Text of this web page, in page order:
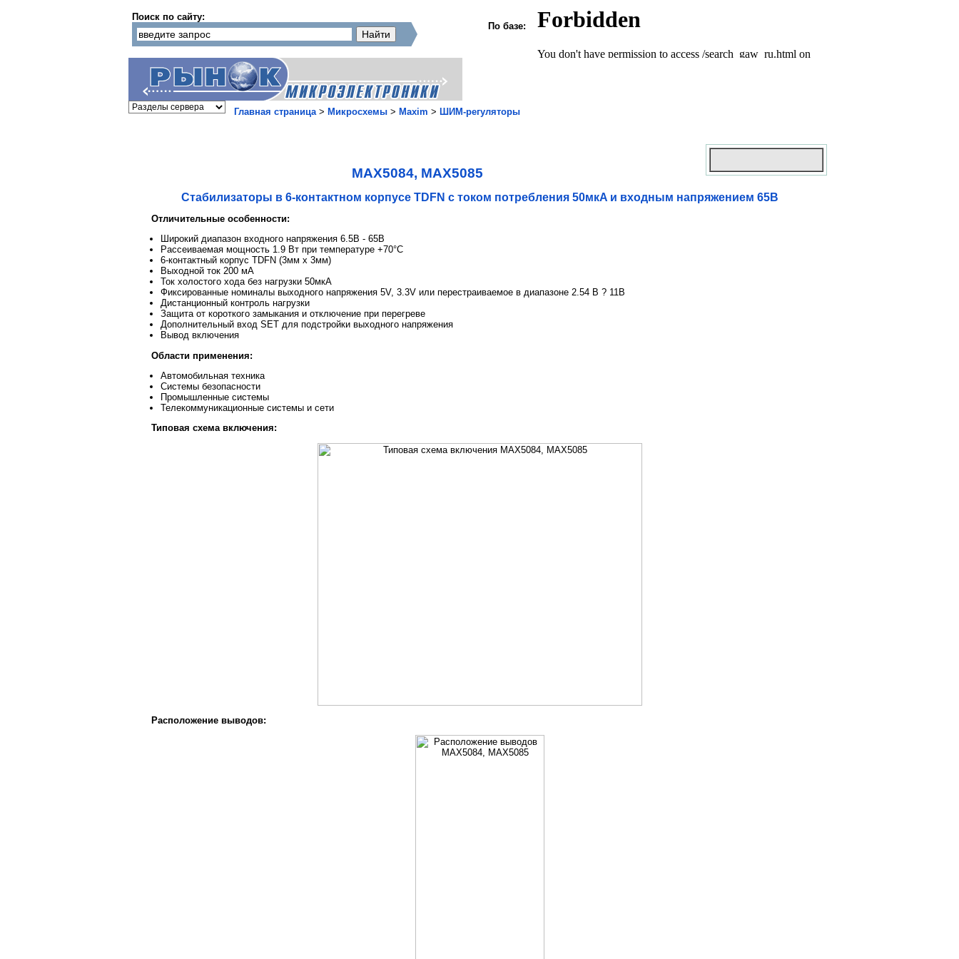
Поиск по сайту:
По базе:
Главная страница> Микросхемы > Maxim > ШИМ-регуляторы
MAX5084, MAX5085
Стабилизаторы в 6-контактном корпусе TDFN с током потребления 50мкA и входным напряжением 65В
Отличительные особенности:
Широкий диапазон входного напряжения 6.5В - 65В
Рассеиваемая мощность 1.9 Вт при температуре +70°С
6-контактный корпус TDFN (3мм x 3мм)
Выходной ток 200 мA
Ток холостого хода без нагрузки 50мкA
Фиксированные номиналы выходного напряжения 5V, 3.3V или перестраиваемое в диапазоне 2.54 В ? 11В
Дистанционный контроль нагрузки
Защита от короткого замыкания и отключение при перегреве
Дополнительный вход SET для подстройки выходного напряжения
Вывод включения
Области применения:
Автомобильная техника
Системы безопасности
Промышленные системы
Телекоммуникационные системы и сети
Типовая схема включения:
Расположение выводов: